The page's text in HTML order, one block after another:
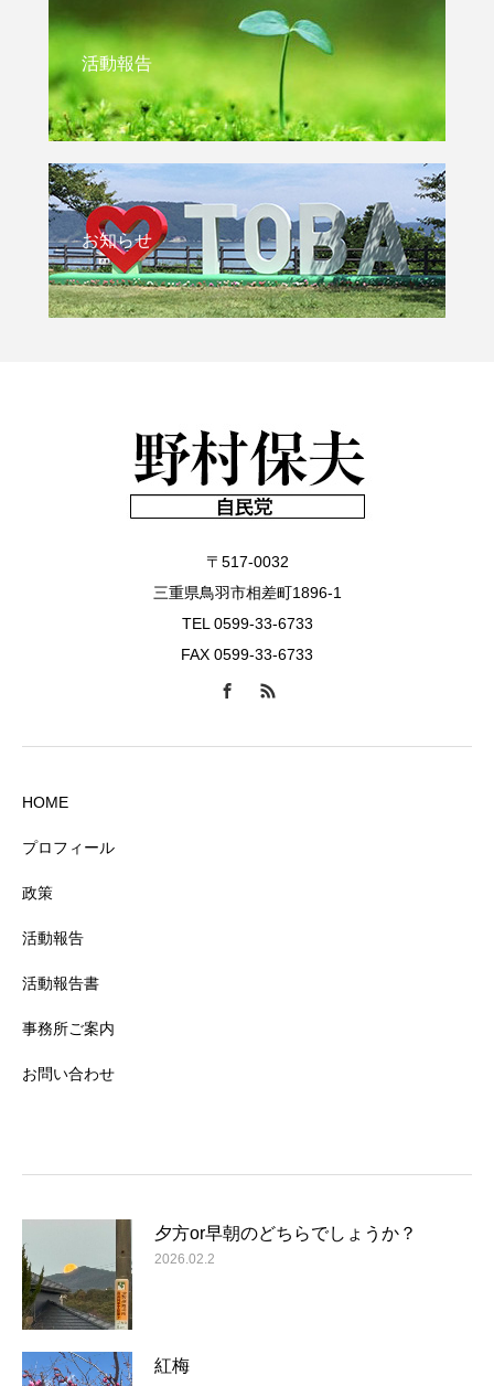
活動報告
お知らせ
〒517-0032
三重県鳥羽市相差町1896-1
TEL 0599-33-6733
FAX 0599-33-6733
HOME
プロフィール
政策
活動報告
活動報告書
事務所ご案内
お問い合わせ
夕方or早朝のどちらでしょうか？
2026.02.2
紅梅